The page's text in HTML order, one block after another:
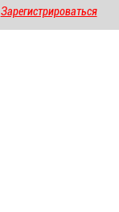
Зарегистрироваться